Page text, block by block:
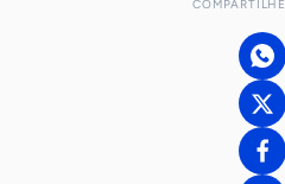
COMPARTILHE